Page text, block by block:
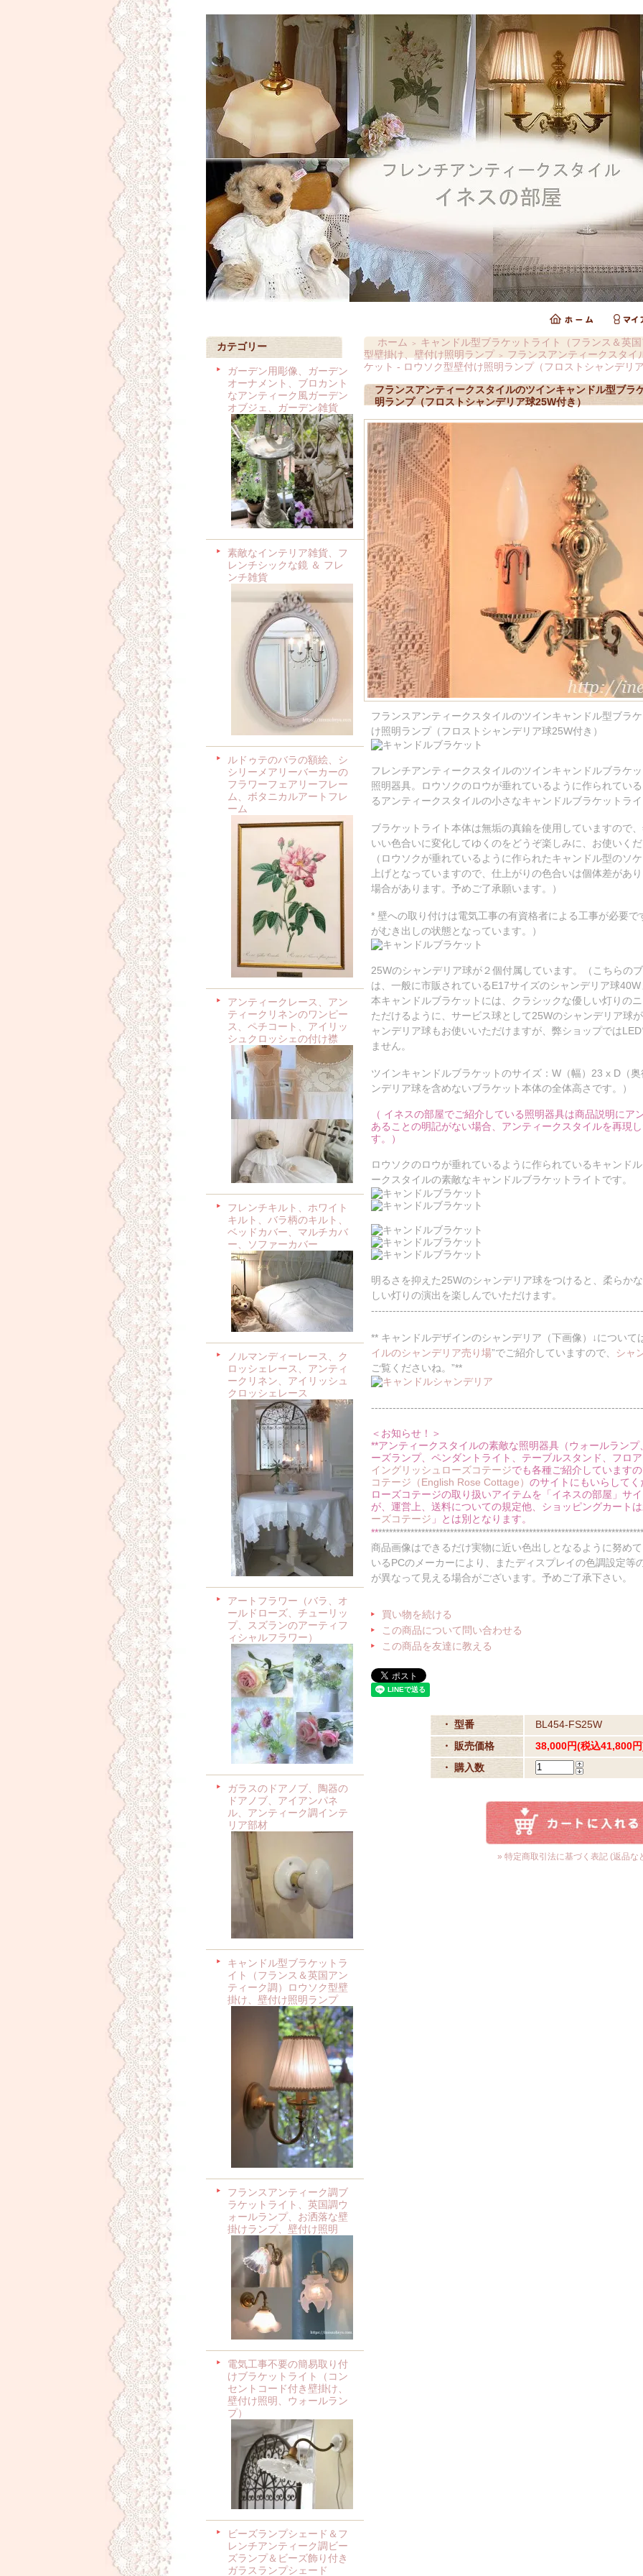
カテゴリー
ガーデン用彫像、ガーデン
オーナメント、ブロカント
なアンティーク風ガーデン
オブジェ、ガーデン雑貨
素敵なインテリア雑貨、フ
レンチシックな鏡 ＆ フレ
ンチ雑貨
ルドゥテのバラの額絵、シ
シリーメアリーバーカーの
フラワーフェアリーフレー
ム、ボタニカルアートフレ
ーム
アンティークレース、アン
ティークリネンのワンピー
ス、ペチコート、アイリッ
シュクロッシェの付け襟
フレンチキルト、ホワイト
キルト、バラ柄のキルト、
ベッドカバー、マルチカバ
ー、ソファーカバー
ノルマンディーレース、ク
ロッシェレース、アンティ
ークリネン、アイリッシュ
クロッシェレース
アートフラワー（バラ、オ
ールドローズ、チューリッ
プ、スズランのアーティフ
ィシャルフラワー）
ガラスのドアノブ、陶器の
ドアノブ、アイアンパネ
ル、アンティーク調インテ
リア部材
キャンドル型ブラケットラ
イト（フランス＆英国アン
ティーク調）ロウソク型壁
掛け、壁付け照明ランプ
フランスアンティーク調ブ
ラケットライト、英国調ウ
ォールランプ、お洒落な壁
掛けランプ、壁付け照明
電気工事不要の簡易取り付
けブラケットライト（コン
セントコード付き壁掛け、
壁付け照明、ウォールラン
プ）
ビーズランプシェード＆フ
レンチアンティーク調ビー
ズランプ＆ビーズ飾り付き
ガラスランプシェード
ホーム ＞
キャンドル型ブラケットライト（フランス＆英
型壁掛け、壁付け照明ランプ
＞
フランスアンティークスタ
ケット - ロウソク型壁付け照明ランプ（フロストシャンデリ
フランスアンティークスタイルのツインキャンドル型ブラ
明ランプ（フロストシャンデリア球25W付き）
フランスアンティークスタイルのツインキャンドル型ブラ
け照明ランプ（フロストシャンデリア球25W付き）
フレンチアンティークスタイルのツインキャンドルブラケ
照明器具。ロウソクのロウが垂れているように作られてい
るアンティークスタイルの小さなキャンドルブラケットラ
ブラケットライト本体は無垢の真鍮を使用していますので
いい色合いに変化してゆくのをどうぞ楽しみに、お使いく
（ロウソクが垂れているように作られたキャンドル型のソ
上げとなっていますので、仕上がりの色合いは個体差があ
場合があります。予めご了承願います。）
* 壁への取り付けは電気工事の有資格者による工事が必要
がむき出しの状態となっています。）
25Wのシャンデリア球が２個付属しています。（こちらの
は、一般に市販されているE17サイズのシャンデリア球
本キャンドルブラケットには、クラシックな優しい灯りの
ただけるように、サービス球として25Wのシャンデリア球
ャンデリア球もお使いいただけますが、弊ショップでは
ません。
ツインキャンドルブラケットのサイズ：W（幅）23 x D（
ンデリア球を含めないブラケット本体の全体高さです。）
（ イネスの部屋でご紹介している照明器具は商品説明にア
あることの明記がない場合、アンティークスタイルを再現
す。）
ロウソクのロウが垂れているように作られているキャンド
ークスタイルの素敵なキャンドルブラケットライトです。
明るさを抑えた25Wのシャンデリア球をつけると、柔らか
しい灯りの演出を楽しんでいただけます。
** キャンドルデザインのシャンデリア（下画像）↓について
イルのシャンデリア売り場”でご紹介していますので、
シャ
ご覧くださいね。”**
＜お知らせ！＞
**アンティークスタイルの素敵な照明器具（ウォールラン
ーズランプ、ペンダントライト、テーブルスタンド、フロ
イングリッシュローズコテージでも各種ご紹介しています
コテージ（English Rose Cottage） のサイトにもいらして
ローズコテージの取り扱いアイテムを「イネスの部屋」サ
が、運営上、送料についての規定他、ショッピングカート
ーズコテージ 」とは別となります。
****************************************************************************
商品画像はできるだけ実物に近い色出しとなるように努め
いるPCのメーカーにより、またディスプレイの色調設定等
が異なって見える場合がございます。予めご了承下さい。
買い物を続ける
この商品について問い合わせる
この商品を友達に教える
・ 型番
BL454-FS25W
・ 販売価格
38,000円(税込41,800
・ 購入数
» 特定商取引法に基づく表記 (返品な